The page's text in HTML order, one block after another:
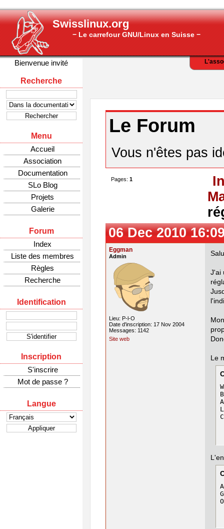
Swisslinux.org
− Le carrefour GNU/Linux en Suisse −
Bienvenue invité
Recherche
Menu
Accueil
Association
Documentation
SLo Blog
Projets
Galerie
Forum
Index
Liste des membres
Règles
Recherche
Identification
Inscription
S'inscrire
Mot de passe ?
Langue
Le Forum
Vous n'êtes pas
Pages: 1
06 Dec 2010
Eggman
Admin
Lieu: P-l-O
Date d'inscription: 17 Nov 2004
Messages: 1142
Site web
J'ai
Le